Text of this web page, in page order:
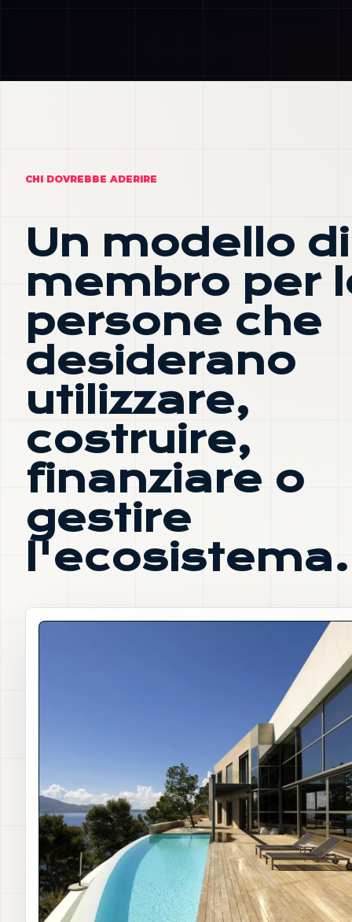
CHI DOVREBBE ADERIRE
Un modello di
membro per
persone che
desiderano
utilizzare,
costruire,
finanziare o
gestire
l'ecosistema.